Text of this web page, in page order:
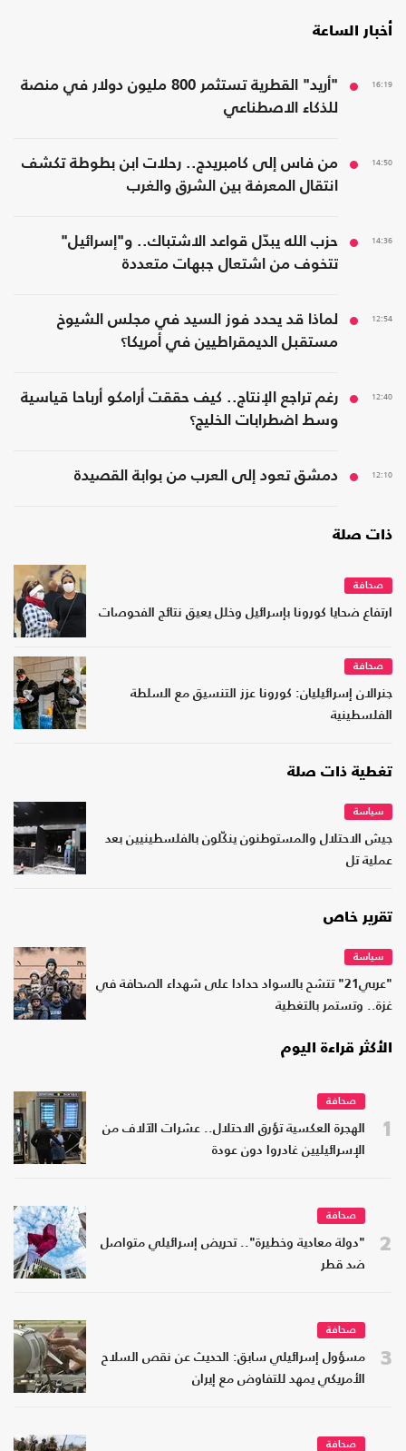
أخبار الساعة
16:19
"أريد" القطرية تستثمر 800 مليون دولار في منصة
للذكاء الاصطناعي
14:50
من فاس إلى كامبريدج.. رحلات ابن بطوطة تكشف
انتقال المعرفة بين الشرق والغرب
14:36
حزب الله يبدّل قواعد الاشتباك.. و"إسرائيل"
تتخوف من اشتعال جبهات متعددة
12:54
لماذا قد يحدد فوز السيد في مجلس الشيوخ
مستقبل الديمقراطيين في أمريكا؟
12:40
رغم تراجع الإنتاج.. كيف حققت أرامكو أرباحا قياسية
وسط اضطرابات الخليج؟
12:10 دمشق تعود إلى العرب من بوابة القصيدة
ذات صلة
صحافة
ارتفاع ضحايا كورونا بإسرائيل وخلل يعيق نتائج الفحوصات
صحافة
جنرالان إسرائيليان: كورونا عزز التنسيق مع السلطة
الفلسطينية
تغطية ذات صلة
سياسة
جيش الاحتلال والمستوطنون ينكّلون بالفلسطينيين بعد
عملية تل
تقرير خاص
سياسة
"عربي21" تتشح بالسواد حدادا على شهداء الصحافة في
غزة.. وتستمر بالتغطية
الأكثر قراءة اليوم
1
صحافة
الهجرة العكسية تؤرق الاحتلال.. عشرات الآلاف من
الإسرائيليين غادروا دون عودة
2
صحافة
"دولة معادية وخطيرة".. تحريض إسرائيلي متواصل
ضد قطر
3
صحافة
مسؤول إسرائيلي سابق: الحديث عن نقص السلاح
الأمريكي يمهد للتفاوض مع إيران
صحافة